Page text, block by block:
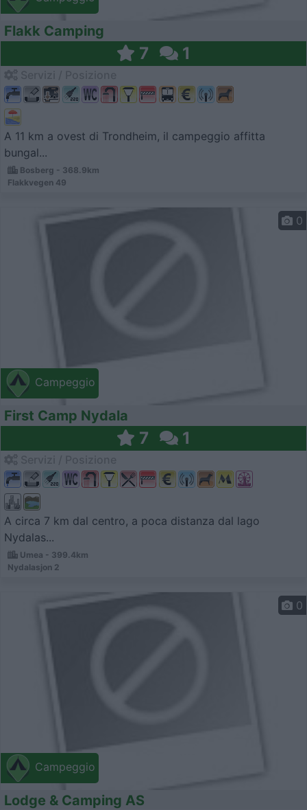
Flakk Camping
7 1
A 11 km a ovest di Trondheim, il campeggio affitta
bungal...
Bosberg - 368.9km
Flakkvegen 49
Campeggio
0
First Camp Nydala
7 1
A circa 7 km dal centro, a poca distanza dal lago
Nydalas...
Umea - 399.4km
Nydalasjon 2
Campeggio
0
Lodge & Camping AS